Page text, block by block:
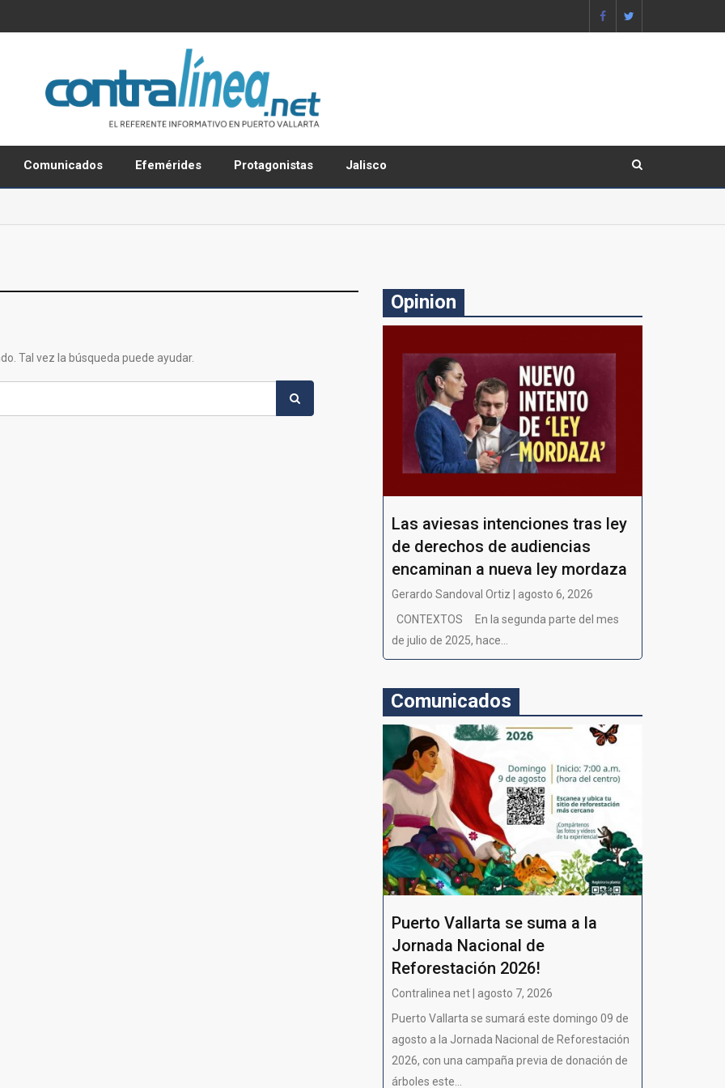
Comunicados Efemérides Protagonistas Jalisco
Tal vez la búsqueda puede ayudar.
Opinion
Las aviesas intenciones tras ley
de derechos de audiencias
encaminan a nueva ley mordaza
Gerardo Sandoval Ortiz | agosto 6, 2026
CONTEXTOS En la segunda parte del mes
de julio de 2025, hace...
Comunicados
Puerto Vallarta se suma a la
Jornada Nacional de
Reforestación 2026!
Contralinea net | agosto 7, 2026
Puerto Vallarta se sumará este domingo 09 de
agosto a la Jornada Nacional de Reforestación
2026, con una campaña previa de donación de
árboles este...